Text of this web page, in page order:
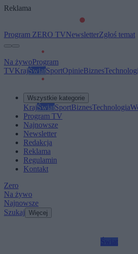
Reklama
Program ZERO TVNewsletterZgłoś temat
Na żywoProgram
TVKrajŚwiatSportOpinieBiznes
Wszystkie kategorie
KrajŚwiatSportBiznesTechnologia
Program TV
Najnowsze
Newsletter
Redakcja
Reklama
Regulamin
Kontakt
Zero
Na żywo
Najnowsze
Szukaj Więcej